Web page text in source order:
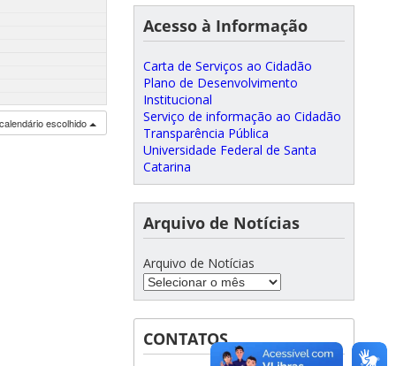
escolhido
Acesso à Informação
Carta de Serviços ao Cidadão
Plano de Desenvolvimento
Institucional
Serviço de informação ao Cidadão
Transparência Pública
Universidade Federal de Santa
Catarina
Arquivo de Notícias
Arquivo de Notícias
CONTATOS